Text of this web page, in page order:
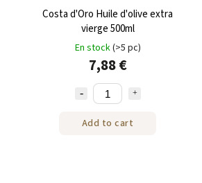
Costa d'Oro Huile d'olive extra
vierge 500ml
En stock(>5 pc)
7,88 €
Add to cart